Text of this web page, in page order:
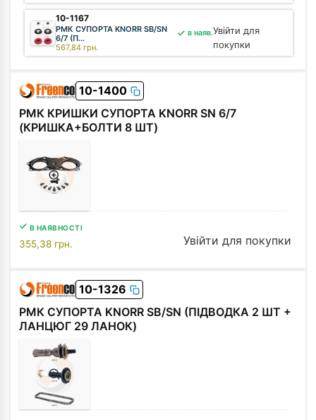
10-1167
РМК СУПОРТА KNORR SB/SN
6/7 (П...
567,84 грн.
в наяв.Увійти для
покупки
ВТУЛКА МЕТАЛЕВА
Ø16xØ18x10 mm ...
11,64грн.
10-1400
РМК КРИШКИ СУПОРТА KNORR SN 6/7
(КРИШКА+БОЛТИ 8 ШТ)
В НАЯВНОСТІ
355,38 грн. Увійти для покупки
10-1326
РМК СУПОРТА KNORR SB/SN (ПІДВОДКА 2 ШТ +
ЛАНЦЮГ 29 ЛАНОК)